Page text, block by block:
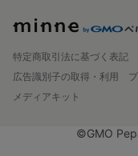
特定商取引法に基づく表記
広告識別子の取得・利用
メディアキット
©GMO